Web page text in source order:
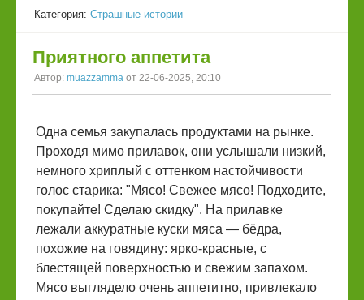
Категория: Страшные истории
Приятного аппетита
Автор: muazzamma от 22-06-2025, 20:10
Одна семья закупалась продуктами на рынке.
Проходя мимо прилавок, они услышали низкий,
немного хриплый с оттенком настойчивости
голос старика: "Мясо! Свежее мясо! Подходите,
покупайте! Сделаю скидку". На прилавке
лежали аккуратные куски мяса — бёдра,
похожие на говядину: ярко-красные, с
блестящей поверхностью и свежим запахом.
Мясо выглядело очень аппетитно, привлекало